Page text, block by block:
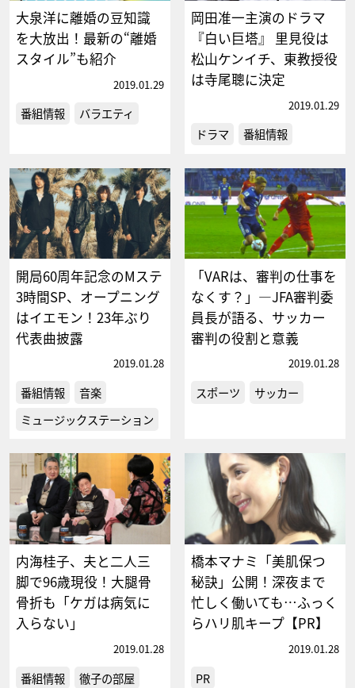
大泉洋に離婚の豆知識
を大放出！最新の“離婚
スタイル”も紹介
2019.01.29
番組情報 バラエティ
岡田准一主演のドラマ
『白い巨塔』 里見役は
松山ケンイチ、東教授役
は寺尾聰に決定
2019.01.29
ドラマ 番組情報
開局60周年記念のMステ
3時間SP、オープニング
はイエモン！23年ぶり
代表曲披露
2019.01.28
番組情報
音楽
ミュージックステーション
「VARは、審判の仕事を
なくす？」―JFA審判委
員長が語る、サッカー
審判の役割と意義
2019.01.28
スポーツ サッカー
内海桂子、夫と二人三
脚で96歳現役！大腿骨
骨折も「ケガは病気に
入らない」
2019.01.28
番組情報 徹子の部屋
橋本マナミ「美肌保つ
秘訣」公開！深夜まで
忙しく働いても…ふっく
らハリ肌キープ【PR】
2019.01.28
PR